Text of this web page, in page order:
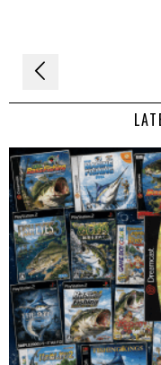
Navigation
de